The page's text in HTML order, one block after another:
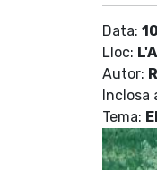
Data:
Lloc:
Autor:
Inclosa
Tema: